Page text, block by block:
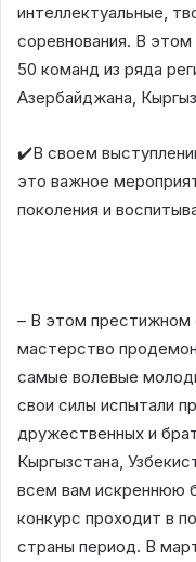
интеллектуальные,
соревнования. В
50 команд из ряда
Азербайджана,
✔️В своем
это важное
поколения и
– В этом престижном
мастерство
самые волевые
свои силы испытали
дружественных и
Кыргызстана,
всем вам искреннюю
конкурс проходит в
страны период. В